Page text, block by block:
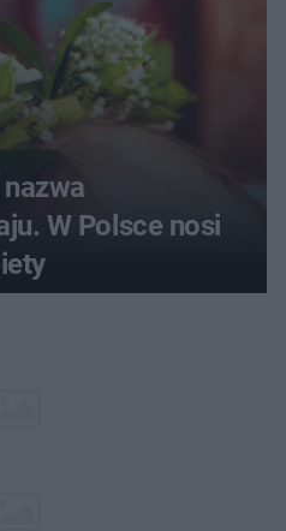
W Polsce nosi